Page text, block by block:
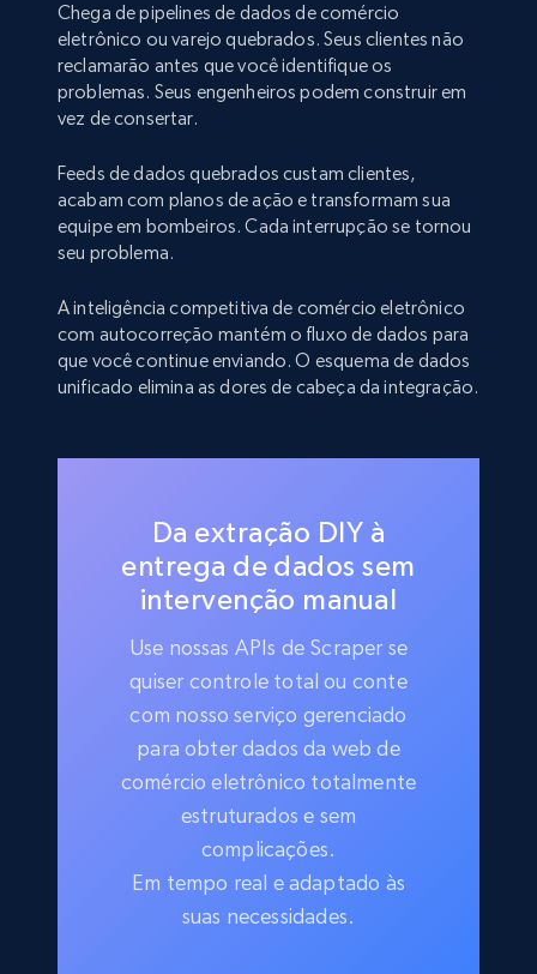
Chega de pipelines de dados de comércio
eletrônico ou varejo quebrados. Seus clientes não
reclamarão antes que você identifique os
problemas. Seus engenheiros podem construir em
vez de consertar.
Feeds de dados quebrados custam clientes,
acabam com planos de ação e transformam sua
equipe em bombeiros. Cada interrupção se tornou
seu problema.
A inteligência competitiva de comércio eletrônico
com autocorreção mantém o fluxo de dados para
que você continue enviando. O esquema de dados
unificado elimina as dores de cabeça da integração.
Da extração DIY à
entrega de dados sem
intervenção manual
Use nossas APIs de Scraper se
quiser controle total ou conte
com nosso serviço gerenciado
para obter dados da web de
comércio eletrônico totalmente
estruturados e sem
complicações.
Em tempo real e adaptado às
suas necessidades.